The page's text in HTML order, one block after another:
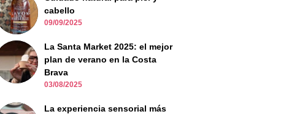
cabello
09/09/2025
La Santa Market 2025: el mejor
plan de verano en la Costa
Brava
03/08/2025
La experiencia sensorial más